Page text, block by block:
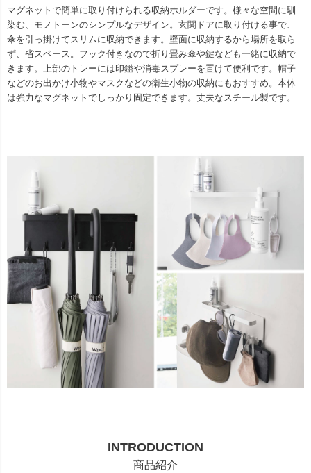
マグネットで簡単に取り付けられる収納ホルダーです。様々な空間に馴
染む、モノトーンのシンプルなデザイン。玄関ドアに取り付ける事で、
傘を引っ掛けてスリムに収納できます。壁面に収納するから場所を取ら
ず、省スペース。フック付きなので折り畳み傘や鍵なども一緒に収納で
きます。上部のトレーには印鑑や消毒スプレーを置けて便利です。帽子
などのお出かけ小物やマスクなどの衛生小物の収納にもおすすめ。本体
は強力なマグネットでしっかり固定できます。丈夫なスチール製です。
INTRODUCTION
商品紹介